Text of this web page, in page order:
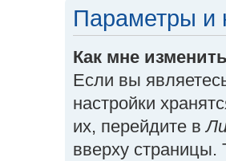
Параметры и
Как мне
Если вы
настройки
их, перейдите в
вверху страницы.